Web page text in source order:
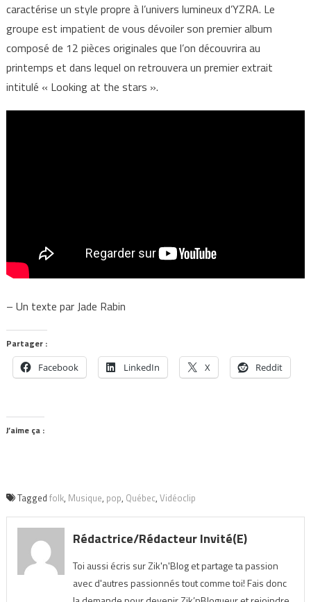
caractérise un style propre à l’univers lumineux d’YZRA. Le
groupe est impatient de vous dévoiler son premier album
composé de 12 pièces originales que l’on découvrira au
printemps et dans lequel on retrouvera un premier extrait
intitulé « Looking at the stars ».
– Un texte par Jade Rabin
Partager :
Facebook LinkedIn X Reddit
J’aime ça :
Tagged folk, Musique, pop, Québec, Vidéoclip
Rédactrice/Rédacteur Invité(e)
Toi aussi écris sur Zik'n'Blog et partage ta passion
avec d'autres passionnés tout comme toi! Fais donc